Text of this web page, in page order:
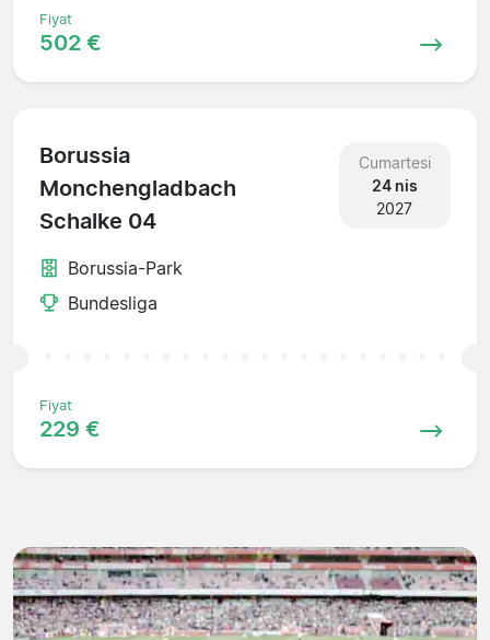
Fiyat
502 €
Borussia
Monchengladbach
Schalke 04
Cumartesi
24 nis
2027
Borussia-Park
Bundesliga
Fiyat
229 €